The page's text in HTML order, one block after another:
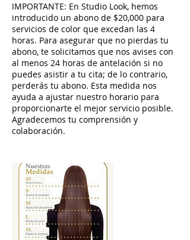
IMPORTANTE: En Studio Look, hemos
introducido un abono de $20,000 para
servicios de color que excedan las 4
horas. Para asegurar que no pierdas tu
abono, te solicitamos que nos avises con
al menos 24 horas de antelación si no
puedes asistir a tu cita; de lo contrario,
perderás tu abono. Esta medida nos
ayuda a ajustar nuestro horario para
proporcionarte el mejor servicio posible.
Agradecemos tu comprensión y